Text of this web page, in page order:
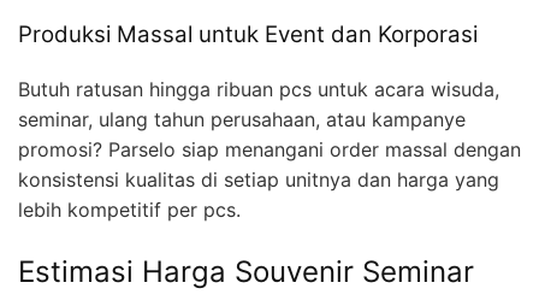
Produksi Massal untuk Event dan Korporasi
Butuh ratusan hingga ribuan pcs untuk acara wisuda,
seminar, ulang tahun perusahaan, atau kampanye
promosi? Parselo siap menangani order massal dengan
konsistensi kualitas di setiap unitnya dan harga yang
lebih kompetitif per pcs.
Estimasi Harga Souvenir Seminar